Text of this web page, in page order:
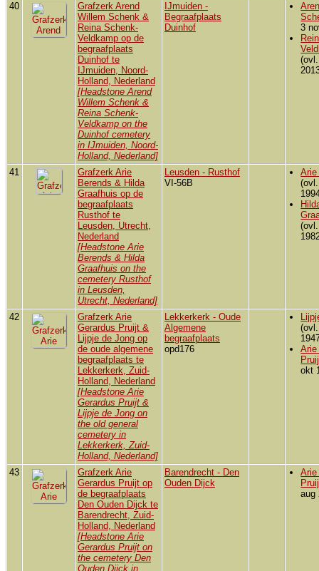
40
Grafzerk Arend
Willem Schenk &
Reina Schenk-
Veldkamp op de
begraafplaats
Duinhof te
IJmuiden, Noord-
Holland, Nederland
[Headstone Arend
Willem Schenk &
Reina Schenk-
Veldkamp on the
Duinhof cemetery
in IJmuiden, Noord-
Holland, Nederland]
IJmuiden -
Begraafplaats
Duinhof
3
41
Grafzerk Arie
Berends & Hilda
Graafhuis op de
begraafplaats
Rusthof te
Leusden, Utrecht,
Nederland
[Headstone Arie
Berends & Hilda
Graafhuis on the
cemetery Rusthof
in Leusden,
Utrecht, Nederland]
Leusden - Rusthof
VI-56B
Arie
42
Grafzerk Arie
Gerardus Pruijt &
Lijpje de Jong op
de oude algemene
begraafplaats te
Lekkerkerk, Zuid-
Holland, Nederland
[Headstone Arie
Gerardus Pruijt &
Lijpje de Jong on
the old general
cemetery in
Lekkerkerk, Zuid-
Holland, Nederland]
Lekkerkerk - Oude
Algemene
begraafplaats
opd176
Arie
okt
43
Grafzerk Arie
Gerardus Pruijt op
de begraafplaats
Den Ouden Dijck te
Barendrecht, Zuid-
Holland, Nederland
[Headstone Arie
Gerardus Pruijt on
the cemetery Den
Ouden Dijck in
Barendrecht - Den
Ouden Dijck
Arie
aug